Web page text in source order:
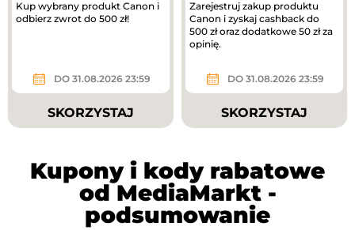
Kup wybrany produkt Canon i
odbierz zwrot do 500 zł!
DO 31.08.2026 23:59
SKORZYSTAJ
Zarejestruj zakup produktu
Canon i zyskaj cashback do
500 zł oraz dodatkowe 50 zł za
opinię.
DO 31.08.2026 23:59
SKORZYSTAJ
Kupony i kody rabatowe
od MediaMarkt -
podsumowanie